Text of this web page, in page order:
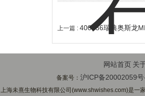
上一篇 : 400056瑞典奥斯龙
网站首页 关
备案号：沪ICP备20002059
上海未熹生物科技有限公司(www.shwishes.com)是一